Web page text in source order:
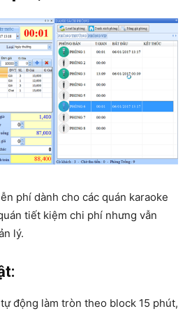
phí dành cho các quán karaoke
tiết kiệm chi phí nhưng vẫn
lý.
động làm tròn theo block 15 phút,